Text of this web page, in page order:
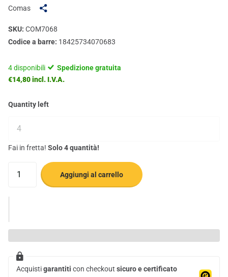
Comas
SKU: COM7068
Codice a barre: 18425734070683
4 disponibili
Spedizione gratuita
€14,80 incl. I.V.A.
Quantity left
Fai in fretta! Solo 4 quantità!
Aggiungi al carrello
Acquistigarantiti con checkout sicuro e certificato